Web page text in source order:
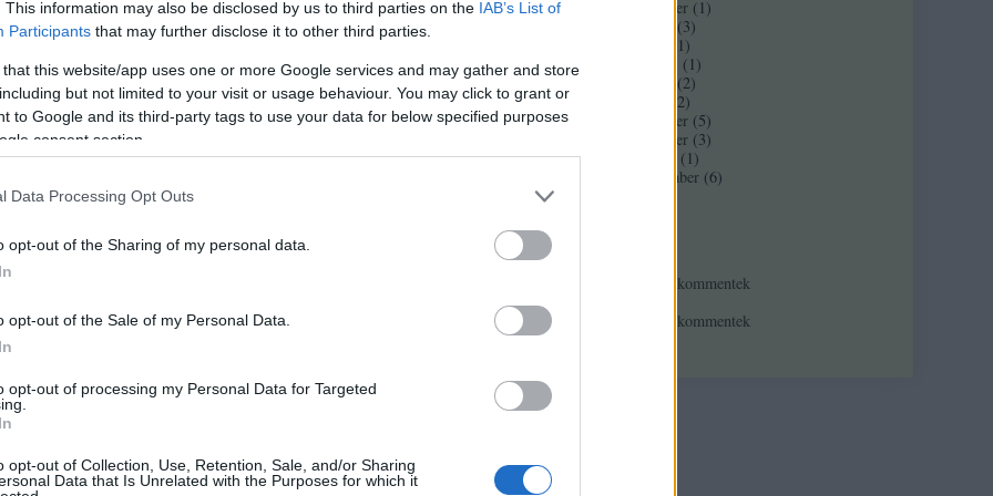
This information may also be disclosed by us to third parties on the IAB’s List of
Participants that may further disclose it to other third parties.
that this website/app uses one or more Google services and may gather and store
but not limited to your visit or usage behaviour. You may click to grant or
to Google and its third-party tags to use your data for below specified purposes
consent section.
Data Processing Opt Outs
opt-out of the Sharing of my personal data.
opt-out of the Sale of my Personal Data.
opt-out of processing my Personal Data for Targeted
opt-out of Collection, Use, Retention, Sale, and/or Sharing
Data that Is Unrelated with the Purposes for which it
Mandiner blogajánlójában.
aFelhasználási feltételekbenés az adatvédelmi tájékoztatóban
(116)
várunk a németektől, vagy Azerbajdzsántól (balta) netán Kínától (Tibet)
2017 november ( 1 )
(3)
1 )
( 1 )
(2)
2)
2015 december (5)
2015 november (3)
( 1 )
2015 szeptember (6)
kommentek
kommentek